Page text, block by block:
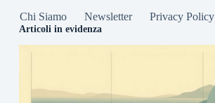
Chi Siamo Newsletter Privacy Policy
Articoli in evidenza